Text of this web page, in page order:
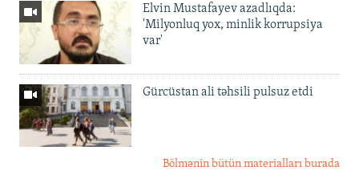
Elvin Mustafayev azadlıqda:
'Milyonluq yox, minlik korrupsiya
var'
Gürcüstan ali təhsili pulsuz etdi
Bölmənin bütün materialları burada